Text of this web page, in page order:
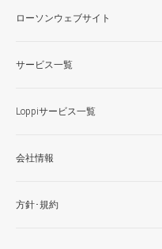
ローソンウェブサイト
サービス一覧
Loppiサービス一覧
会社情報
方針･規約